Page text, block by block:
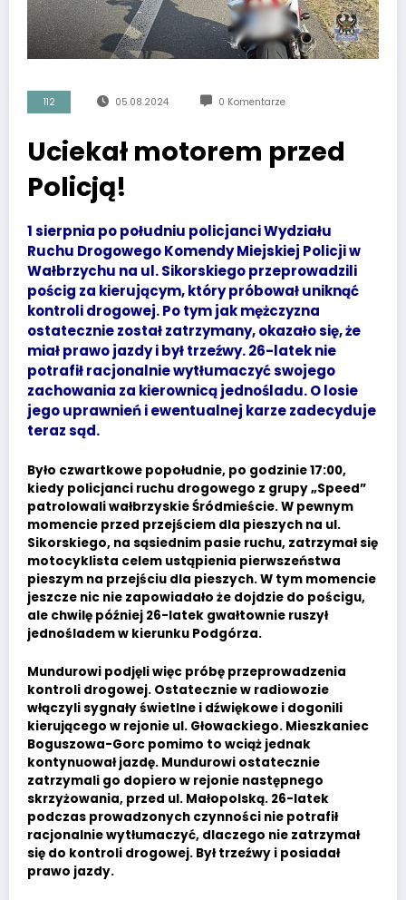
112 05.08.2024 0 Komentarze
Uciekał motorem przed
Policją!
1 sierpnia po południu policjanci Wydziału
Ruchu Drogowego Komendy Miejskiej Policji w
Wałbrzychu na ul. Sikorskiego przeprowadzili
pościg za kierującym, który próbował uniknąć
kontroli drogowej. Po tym jak mężczyzna
ostatecznie został zatrzymany, okazało się, że
miał prawo jazdy i był trzeźwy. 26-latek nie
potrafił racjonalnie wytłumaczyć swojego
zachowania za kierownicą jednośladu. O losie
jego uprawnień i ewentualnej karze zadecyduje
teraz sąd.
Było czwartkowe popołudnie, po godzinie 17:00,
kiedy policjanci ruchu drogowego z grupy „Speed”
patrolowali wałbrzyskie Śródmieście. W pewnym
momencie przed przejściem dla pieszych na ul.
Sikorskiego, na sąsiednim pasie ruchu, zatrzymał się
motocyklista celem ustąpienia pierwszeństwa
pieszym na przejściu dla pieszych. W tym momencie
jeszcze nic nie zapowiadało że dojdzie do pościgu,
ale chwilę później 26-latek gwałtownie ruszył
jednośladem w kierunku Podgórza.
Mundurowi podjęli więc próbę przeprowadzenia
kontroli drogowej. Ostatecznie w radiowozie
włączyli sygnały świetlne i dźwiękowe i dogonili
kierującego w rejonie ul. Głowackiego. Mieszkaniec
Boguszowa-Gorc pomimo to wciąż jednak
kontynuował jazdę. Mundurowi ostatecznie
zatrzymali go dopiero w rejonie następnego
skrzyżowania, przed ul. Małopolską. 26-latek
podczas prowadzonych czynności nie potrafił
racjonalnie wytłumaczyć, dlaczego nie zatrzymał
się do kontroli drogowej. Był trzeźwy i posiadał
prawo jazdy.